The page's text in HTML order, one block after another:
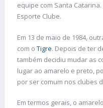
equipe com Santa
Esporte Clube.
Em 13 de maio de 1984,
com o Tigre. Depois de ter
também decidiu mudar as
lugar ao amarelo e preto,
por ser comum nos clubes
Em termos gerais, o